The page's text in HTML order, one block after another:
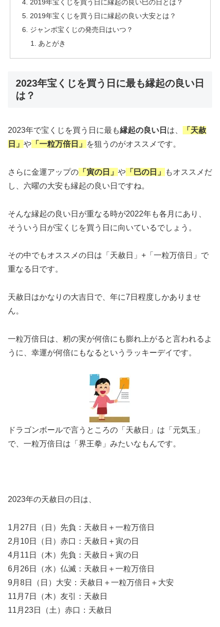
2019年宝くじを買う日に縁起の良い巳の日とは？
2019年宝くじを買う日に縁起の良い大安とは？
ジャンボ宝くじの発売日はいつ？
あとがき
2023年宝くじを買う日に最も縁起の良い日
は？
2023年で宝くじを買う日に最も縁起の良い日 は、
「天赦
日」 や 「一粒万倍日」 を狙うのがオススメです。
さらに金運アップの 「寅の日」 や 「巳の日」
もオススメだ
し、六曜の大安も縁起の良い日ですね。
そんな縁起の良い日が重なる時が2022年も各月にあり、
そういう日が宝くじを買う日に向いているでしょう。
その中でもオススメの日は「天赦日」+「一粒万倍日」で
重なる日です。
天赦日はかなりの大吉日で、年に7日程度しかありませ
ん。
一粒万倍日は、籾の実が何倍にも膨れ上がると言われるよ
うに、幸運が何倍にもなるというラッキーデイです。
ドラゴンボールで言うところの「天赦日」は「元気玉」
で、一粒万倍日は「界王拳」みたいなもんです。
2023年の天赦日の日は、
1月27日（日）先負：天赦日＋一粒万倍日
2月10日（日）赤口：天赦日＋寅の日
4月11日（木）先負：天赦日＋寅の日
6月26日（水）仏滅：天赦日＋一粒万倍日
9月8日（日）大安：天赦日＋一粒万倍日＋大安
11月7日（木）友引：天赦日
11月23日（土）赤口：天赦日